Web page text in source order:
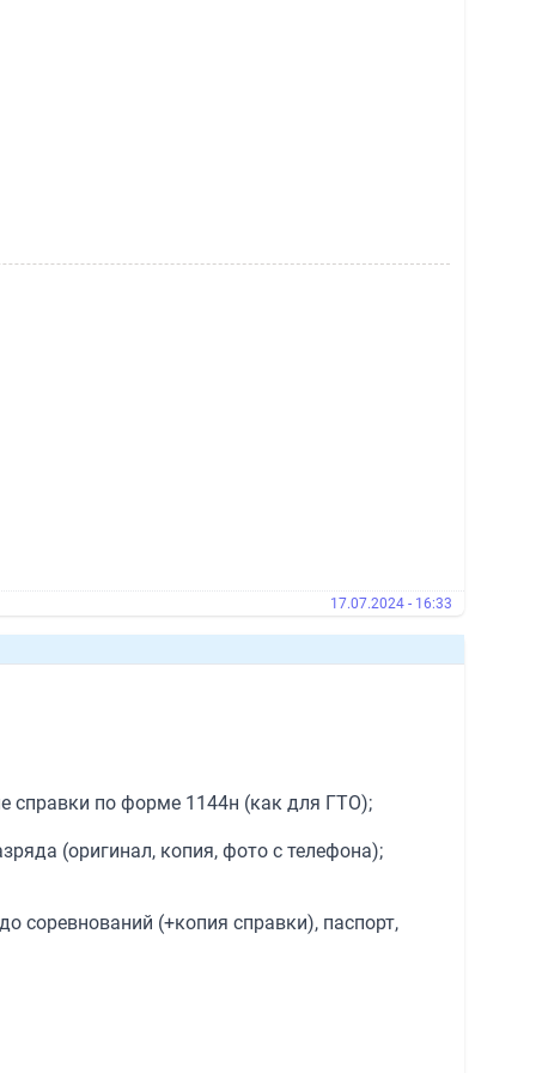
17.07.2024 - 16:33
справки по форме 1144н (как для ГТО);
(оригинал, копия, фото с телефона);
соревнований (+копия справки), паспорт,